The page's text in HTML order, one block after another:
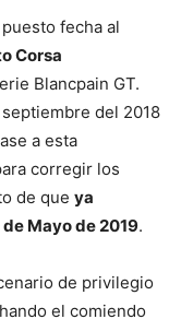
fecha al
Corsa
Blancpain GT.
del 2018
a esta
corregir los
de que ya
Mayo de 2019.
de privilegio
el comiendo